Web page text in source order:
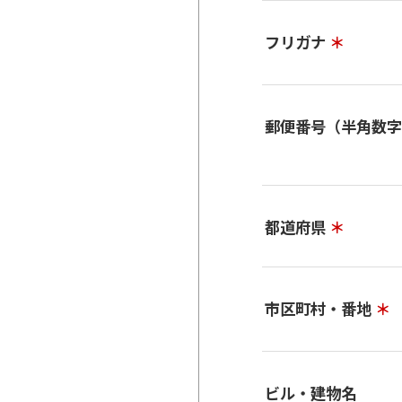
フリガナ ＊
郵便番号（半角数字
都道府県 ＊
市区町村・番地 ＊
ビル・建物名